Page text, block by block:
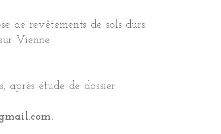
de revêtements de sols durs.
Vienne
après étude de dossier.
.